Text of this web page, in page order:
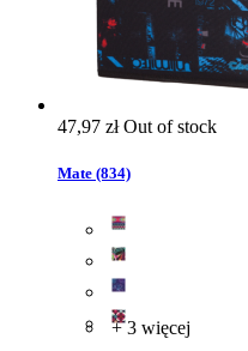
47,97 złOut of stock
Mate (834)
+ 3 więcej